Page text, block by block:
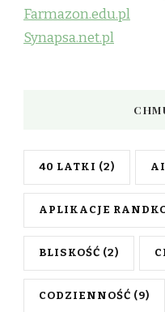
Farmazon.edu.pl
Synapsa.net.pl
40 LATKI (2) AI
APLIKACJE
BLISKOŚĆ (2)
CODZIENNOŚĆ (9)